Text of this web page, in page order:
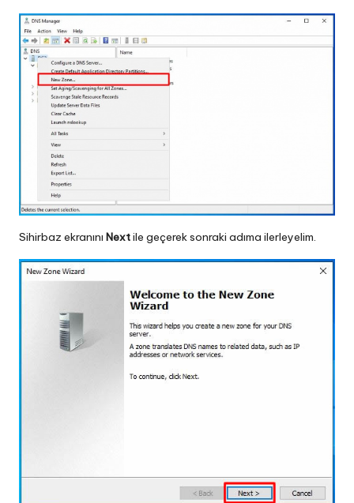
Sihirbaz ekranını Nextile geçerek sonraki adıma ilerleyelim.